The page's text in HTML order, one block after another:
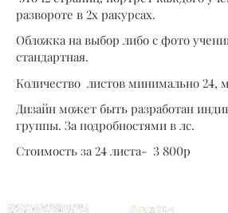
развороте в 2х ракурсах.
Обложка на выбор либо с фото
стандартная.
Количество листов минимально 24,
Дизайн может быть разработан
группы. За подробностями в лс.
Стоимость за 24 листа- 3 800р